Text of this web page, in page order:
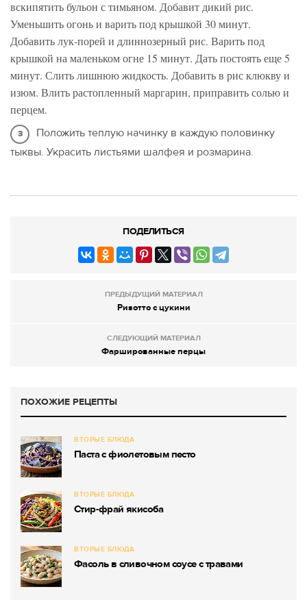
вскипятить бульон с тимьяном. Добавит дикий рис.
Уменьшить огонь и варить под крышкой 30 минут.
Добавить лук-порей и длиннозерный рис. Варить под
крышкой на маленьком огне 15 минут. Дать постоять еще 5
минут. Слить лишнюю жидкость. Добавить в рис клюкву и
изюм. Влить растопленный маргарин, приправить солью и
перцем.
Положить теплую начинку в каждую половинку
тыквы. Украсить листьями шалфея и розмарина.
ПОДЕЛИТЬСЯ
ПРЕДЫДУЩИЙ МАТЕРИАЛ
Ризотто с цукини
СЛЕДУЮЩИЙ МАТЕРИАЛ
Фаршированные перцы
ПОХОЖИЕ РЕЦЕПТЫ
ВТОРЫЕ БЛЮДА
Паста с фиолетовым песто
ВТОРЫЕ БЛЮДА
Стир-фрай якисоба
ВТОРЫЕ БЛЮДА
Фасоль в сливочном соусе с травами